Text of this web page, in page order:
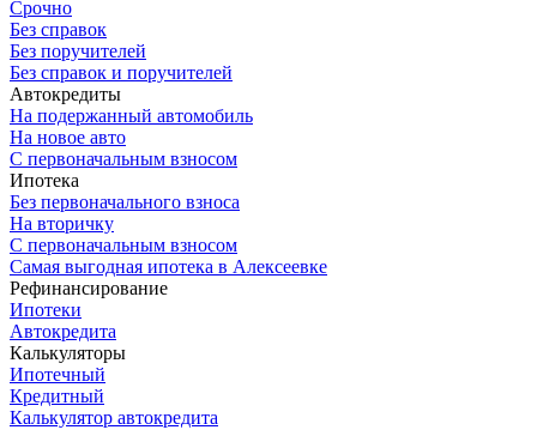
Срочно
Без справок
Без поручителей
Без справок и поручителей
Автокредиты
На подержанный автомобиль
На новое авто
С первоначальным взносом
Ипотека
Без первоначального взноса
На вторичку
С первоначальным взносом
Самая выгодная ипотека в Алексеевке
Рефинансирование
Ипотеки
Автокредита
Калькуляторы
Ипотечный
Кредитный
Калькулятор автокредита